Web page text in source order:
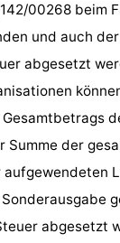
00268 beim
und auch
abgesetzt
Summe der
abgesetzt